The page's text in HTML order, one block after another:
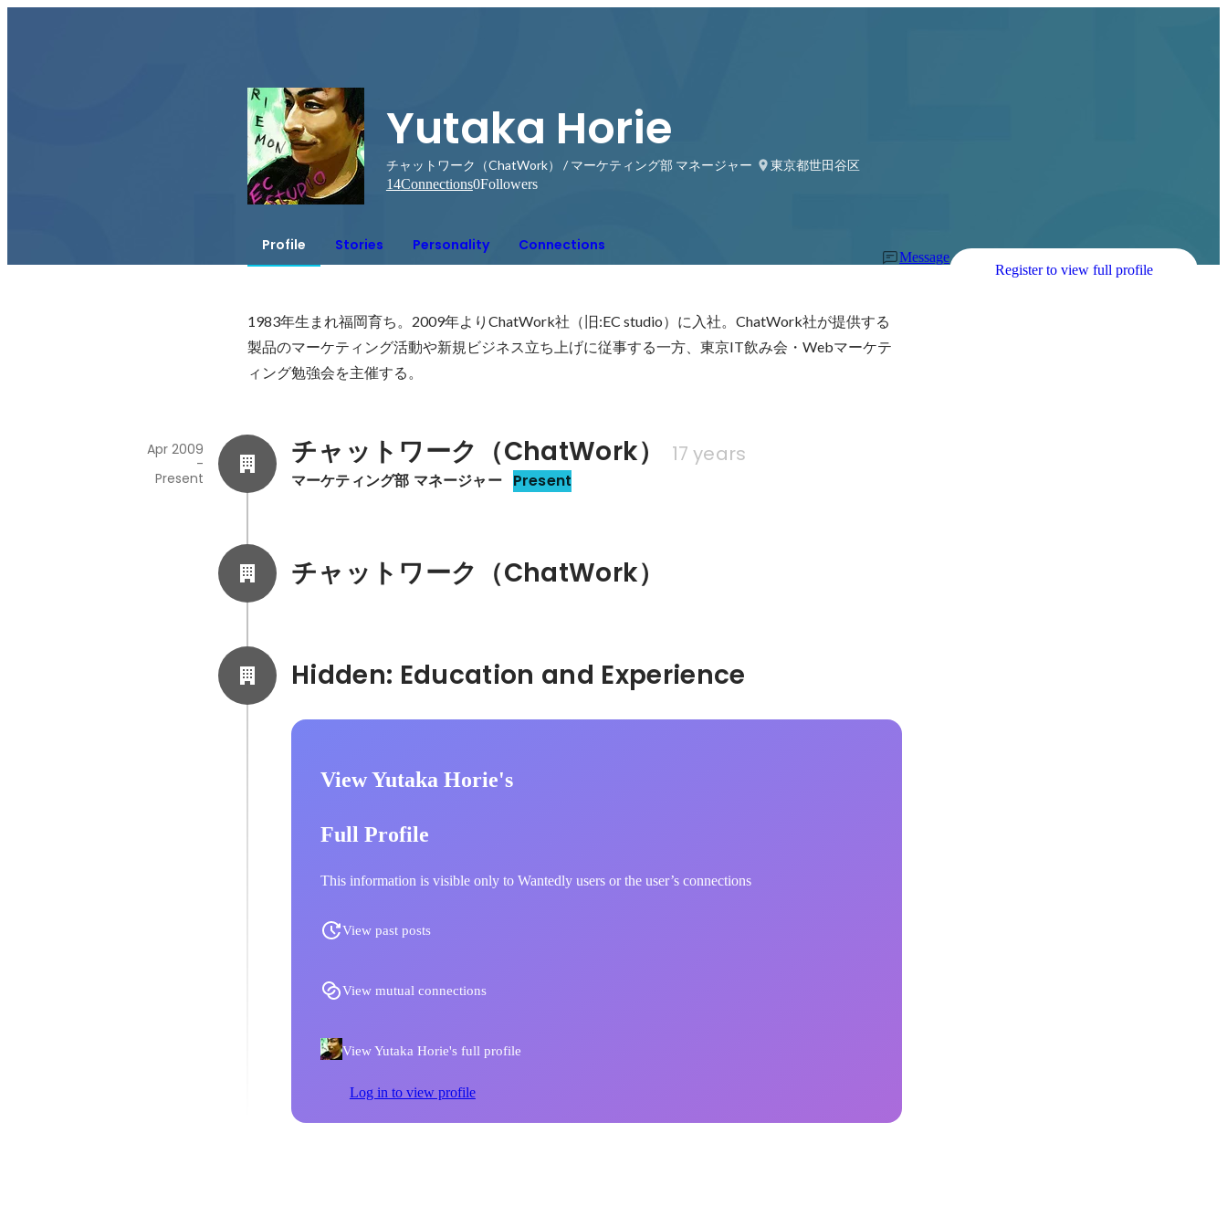
Yutaka Horie
チャットワーク（ChatWork） / マーケティング部 マネージャー
東京都世田谷区
14Connections0Followers
Profile Stories Personality Connections
Message
Register to view full profile
1983年生まれ福岡育ち。2009年よりChatWork社（旧:EC studio）に入社。ChatWork社が提供する
製品のマーケティング活動や新規ビジネス立ち上げに従事する一方、東京IT飲み会・Webマーケテ
ィング勉強会を主催する。
チャットワーク（ChatWork） 17 years
マーケティング部 マネージャー Present
Apr 2009
-
Present
チャットワーク（ChatWork）
View Yutaka Horie's
Full Profile
This information is visible only to Wantedly users or the user’s connections
View past posts
View mutual connections
View Yutaka Horie's full profile
Log in to view profile